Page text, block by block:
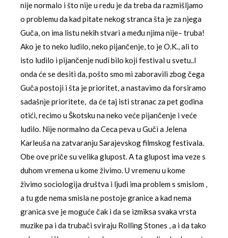
nije normalo i što nije u redu je da treba da razmišljamo
o problemu da kad pitate nekog stranca šta je za njega
Guča, on ima listu nekih stvari a među njima nije– truba!
Ako je to neko ludilo, neko pijančenje, to je O.K., ali to
isto ludilo i pijančenje nudi bilo koji festival u svetu..I
onda će se desiti da, pošto smo mi zaboravili zbog čega
Guča postoji i šta je prioritet, a nastavimo da forsiramo
sadašnje prioritete, da će taj isti stranac za pet godina
otići, recimo u Škotsku na neko veće pijančenje i veće
ludilo. Nije normalno da Ceca peva u Guči a Jelena
Karleuša na zatvaranju Sarajevskog filmskog festivala.
Obe ove priče su velika glupost. A ta glupost ima veze s
duhom vremena u kome živimo. U vremenu u kome
živimo sociologija društva i ljudi ima problem s smislom ,
a tu gde nema smisla ne postoje granice a kad nema
granica sve je moguće čak i da se izmiksa svaka vrsta
muzike pa i da trubači sviraju Rolling Stones , a i da tako